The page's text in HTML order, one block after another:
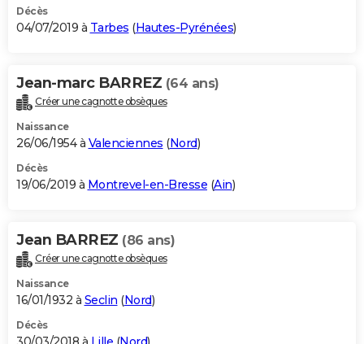
Décès
04/07/2019 à Tarbes (Hautes-Pyrénées)
Jean-marc BARREZ (64 ans)
Créer une cagnotte obsèques
Naissance
26/06/1954 à Valenciennes (Nord)
Décès
19/06/2019 à Montrevel-en-Bresse (Ain)
Jean BARREZ (86 ans)
Créer une cagnotte obsèques
Naissance
16/01/1932 à Seclin (Nord)
Décès